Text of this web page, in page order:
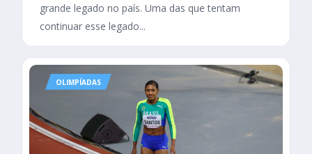
grande legado no país. Uma das que tentam
continuar esse legado...
OLIMPÍADAS